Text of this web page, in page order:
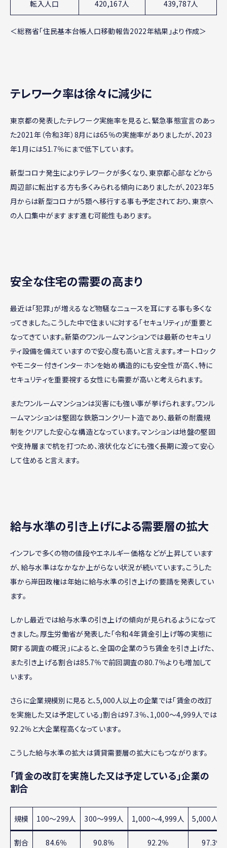
転入人口 420,167人 439,787人
＜総務省「住民基本台帳人口移動報告2022年結果」より作成＞
テレワーク率は徐々に減少に
東京都の発表したテレワーク実施率を見ると、緊急事態宣言のあっ
た2021年（令和3年）8月には65％の実施率がありましたが、2023
年1月には51.7％にまで低下しています。
新型コロナ発生によりテレワークが多くなり、東京都心部などから
周辺部に転出する方も多くみられる傾向にありましたが、2023年5
月からは新型コロナが5類へ移行する事も予定されており、東京へ
の人口集中がますます進む可能性もあります。
安全な住宅の需要の高まり
最近は「犯罪」が増えるなど物騒なニュースを耳にする事も多くな
ってきました。こうした中で住まいに対する「セキュリティ」が重要と
なってきています。新築のワンルームマンションでは最新のセキュリ
ティ設備を備えていますので安心度も高いと言えます。オートロック
やモニター付きインターホンを始め構造的にも安全性が高く、特に
セキュリティを重要視する女性にも需要が高いと考えられます。
またワンルームマンションは災害にも強い事が挙げられます。ワンル
ームマンションは堅固な鉄筋コンクリート造であり、最新の耐震規
制をクリアした安心な構造となっています。マンションは地盤の堅固
や支持層まで杭を打つため、液状化などにも強く長期に渡って安心
して住めると言えます。
給与水準の引き上げによる需要層の拡大
インフレで多くの物の値段やエネルギー価格などが上昇しています
が、給与水準はなかなか上がらない状況が続いています。こうした
事から岸田政権は年始に給与水準の引き上げの要請を発表してい
ます。
しかし最近では給与水準の引き上げの傾向が見られるようになって
きました。厚生労働省が発表した「令和4年賃金引上げ等の実態に
関する調査の概況」によると、全国の企業のうち賃金を引き上げた、
また引き上げる割合は85.7％で前回調査の80.7％よりも増加して
います。
さらに企業規模別に見ると、5,000人以上の企業では「賃金の改訂
を実施した又は予定している」割合は97.3％、1,000～4,999人では
92.2％と大企業程高くなっています。
こうした給与水準の拡大は賃貸需要層の拡大にもつながります。
「賃金の改訂を実施した又は予定している」企業の
割合
規模 100～299人 300～999人 1,000～4,999人 5,000人
割合 84.6％ 90.8％ 92.2％ 97.3％